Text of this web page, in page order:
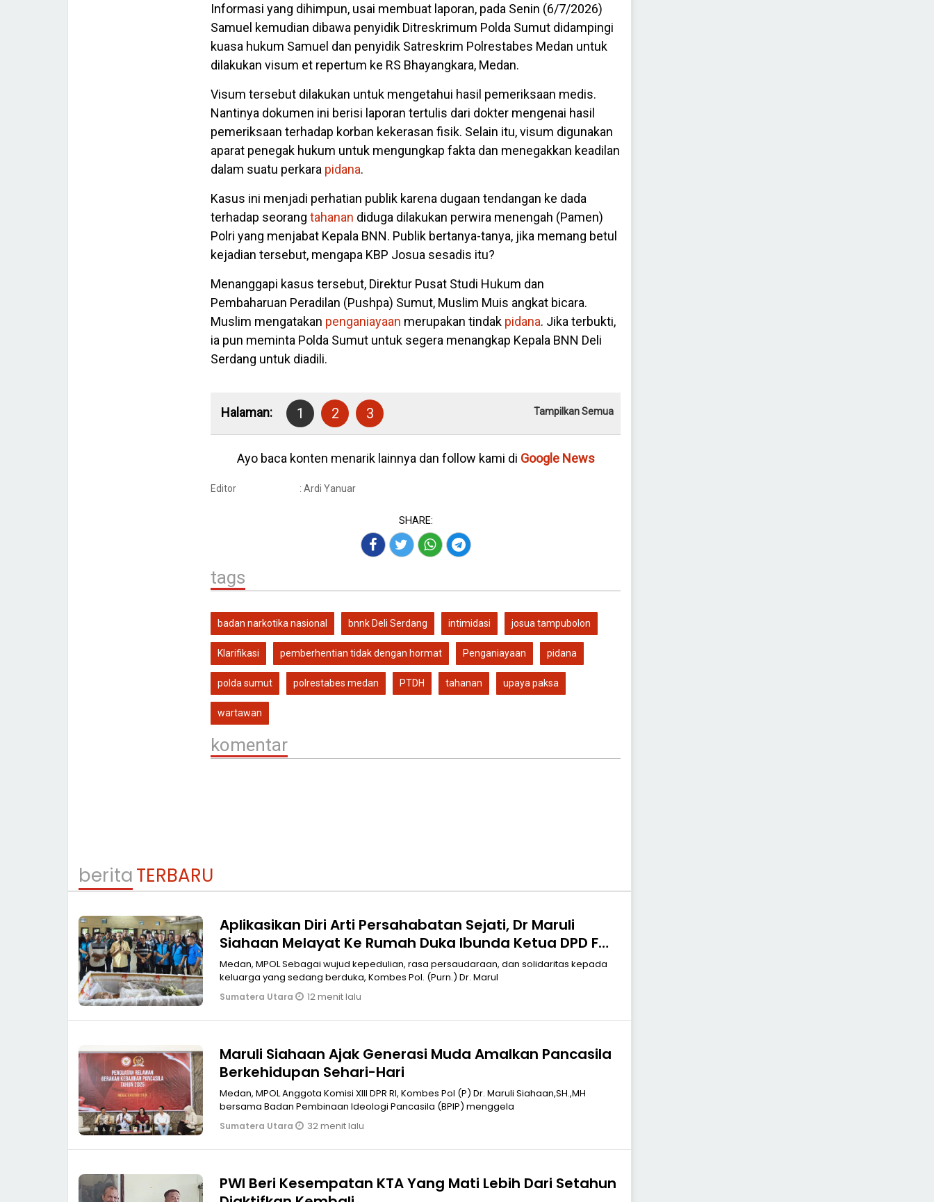
Informasi yang dihimpun, usai membuat laporan, pada Senin (6/7/2026)
Samuel kemudian dibawa penyidik Ditreskrimum Polda Sumut didampingi
kuasa hukum Samuel dan penyidik Satreskrim Polrestabes Medan untuk
dilakukan visum et repertum ke RS Bhayangkara, Medan.
Visum tersebut dilakukan untuk mengetahui hasil pemeriksaan medis.
Nantinya dokumen ini berisi laporan tertulis dari dokter mengenai hasil
pemeriksaan terhadap korban kekerasan fisik. Selain itu, visum digunakan
aparat penegak hukum untuk mengungkap fakta dan menegakkan keadilan
dalam suatu perkara pidana.
Kasus ini menjadi perhatian publik karena dugaan tendangan ke dada
terhadap seorang tahanan diduga dilakukan perwira menengah (Pamen)
Polri yang menjabat Kepala BNN. Publik bertanya-tanya, jika memang betul
kejadian tersebut, mengapa KBP Josua sesadis itu?
Menanggapi kasus tersebut, Direktur Pusat Studi Hukum dan
Pembaharuan Peradilan (Pushpa) Sumut, Muslim Muis angkat bicara.
Muslim mengatakan penganiayaan merupakan tindak pidana. Jika terbukti,
ia pun meminta Polda Sumut untuk segera menangkap Kepala BNN Deli
Serdang untuk diadili.
Halaman: 1 2 3 Tampilkan Semua
Ayo baca konten menarik lainnya dan follow kami di Google News
Editor : Ardi Yanuar
SHARE:
tags
badan narkotika nasional bnnk Deli Serdang intimidasi josua tampubolon
Klarifikasi pemberhentian tidak dengan hormat Penganiayaan pidana
polda sumut polrestabes medan PTDH tahanan upaya paksa
wartawan
komentar
beritaTERBARU
Aplikasikan Diri Arti Persahabatan Sejati, Dr Maruli
Siahaan Melayat Ke Rumah Duka Ibunda Ketua DPD F
SPTI-K SPSI Sumut
Medan, MPOL Sebagai wujud kepedulian, rasa persaudaraan, dan solidaritas kepada
keluarga yang sedang berduka, Kombes Pol. (Purn.) Dr. Marul
Sumatera Utara 12 menit lalu
Maruli Siahaan Ajak Generasi Muda Amalkan Pancasila
Berkehidupan Sehari-Hari
Medan, MPOL Anggota Komisi XIII DPR RI, Kombes Pol (P) Dr. Maruli Siahaan,SH.,MH
bersama Badan Pembinaan Ideologi Pancasila (BPIP) menggela
Sumatera Utara 32 menit lalu
PWI Beri Kesempatan KTA Yang Mati Lebih Dari Setahun